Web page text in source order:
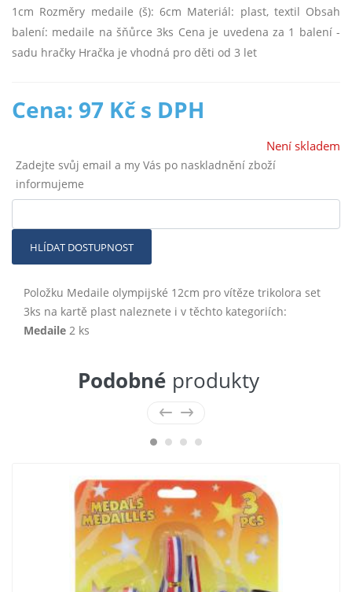
1cm Rozměry medaile (š): 6cm Materiál: plast, textil Obsah
balení: medaile na šňůrce 3ks Cena je uvedena za 1 balení -
sadu hračky Hračka je vhodná pro děti od 3 let
Cena: 97 Kč s DPH
Není skladem
Zadejte svůj email a my Vás po naskladnění zboží
informujeme
HLÍDAT DOSTUPNOST
Položku Medaile olympijské 12cm pro vítěze trikolora set
3ks na kartě plast naleznete i v těchto kategoriích:
Medaile 2 ks
Podobné produkty